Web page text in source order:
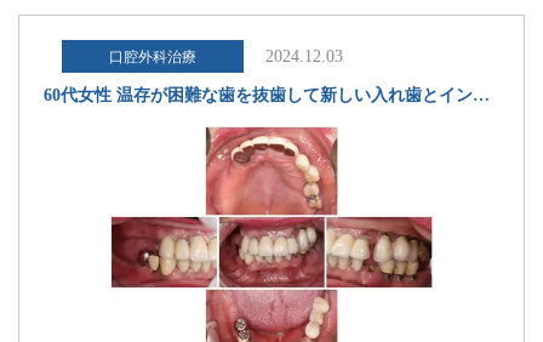
口腔外科治療 2024.12.03
60代女性 温存が困難な歯を抜歯して新しい入れ歯とインプラント治療でしっかり噛めるようにした症例